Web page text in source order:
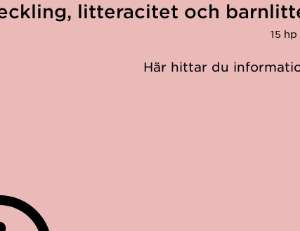
litteracitet och
15 hp
Här hittar du